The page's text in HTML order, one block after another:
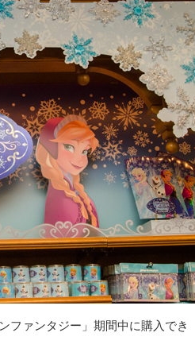
ファンタジー」期間中に購入でき